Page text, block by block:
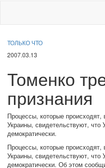
ТОЛЬКО ЧТО
2007.03.13
Томенко
признания
Процессы, которые
Украины, свидетельствуют, что
демократически.
Процессы, которые
Украины, свидетельствуют, что
демократически. Об этом